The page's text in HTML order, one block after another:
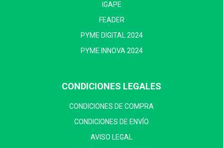
IGAPE
FEADER
PYME DIGITAL 2024
PYME INNOVA 2024
CONDICIONES LEGALES
CONDICIONES DE COMPRA
CONDICIONES DE ENVÍO
AVISO LEGAL